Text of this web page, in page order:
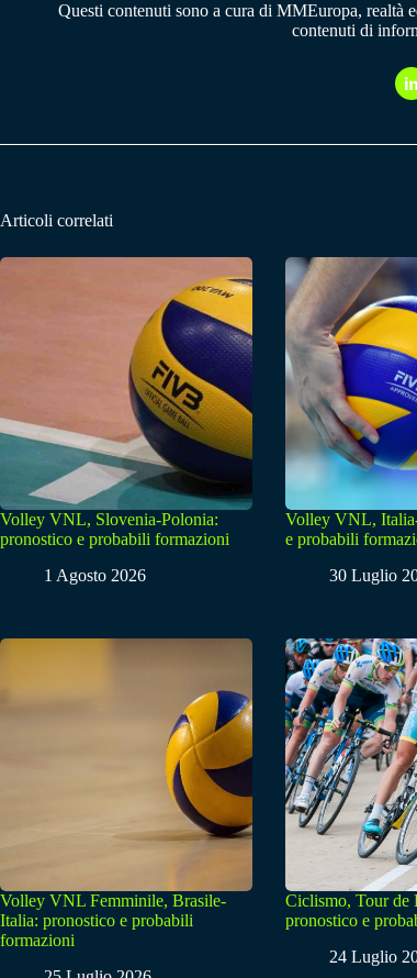
Questi contenuti sono a cura di MMEuropa, realtà
contenuti di
Articoli correlati
Volley VNL, Slovenia-Polonia:
pronostico e probabili formazioni
1 Agosto 2026
Volley VNL,
e probabili
30 Luglio
Volley VNL Femminile, Brasile-
Italia: pronostico e probabili
formazioni
Ciclismo, Tour de
pronostico e
24 Luglio